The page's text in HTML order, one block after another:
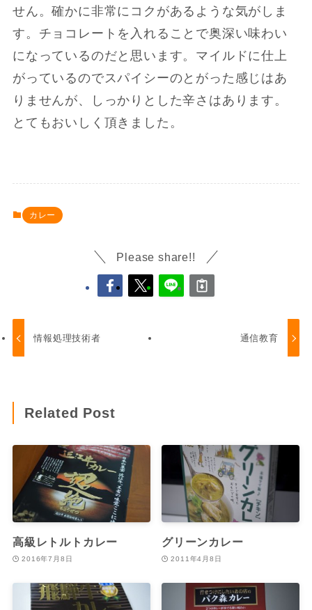
せん。確かに非常にコクがあるような気がしま
す。チョコレートを入れることで奥深い味わい
になっているのだと思います。マイルドに仕上
がっているのでスパイシーのとがった感じはあ
りませんが、しっかりとした辛さはあります。
とてもおいしく頂きました。
カレー
Please share!!
情報処理技術者 通信教育
Related Post
高級レトルトカレー
2016年7月8日
グリーンカレー
2011年4月8日